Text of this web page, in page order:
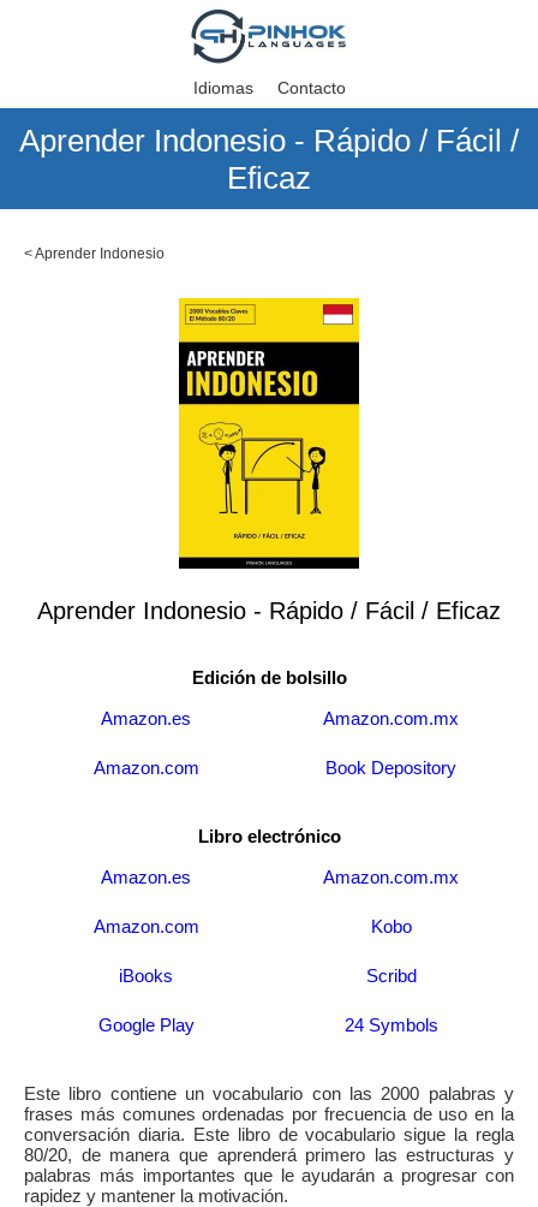
Idiomas Contacto
Aprender Indonesio - Rápido / Fácil /
Eficaz
<Aprender Indonesio
Aprender Indonesio - Rápido / Fácil / Eficaz
Edición de bolsillo
Amazon.es
Amazon.com.mx
Amazon.com Book Depository
Libro electrónico
Amazon.es
Amazon.com.mx
Amazon.com Kobo
iBooks Scribd
Google Play 24 Symbols
Este libro contiene un vocabulario con las 2000 palabras y
frases más comunes ordenadas por frecuencia de uso en la
conversación diaria. Este libro de vocabulario sigue la regla
80/20, de manera que aprenderá primero las estructuras y
palabras más importantes que le ayudarán a progresar con
rapidez y mantener la motivación.